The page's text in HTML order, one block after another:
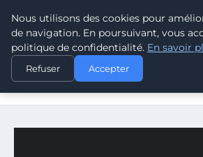
CLIMATE GUARDIAN
ACCUEIL
ÉNERGIES RENOUVELABLES
LES AVANCÉES TECHNOLOGIQUES ET
Nous utilisons des cookies pour
de navigation. En poursuivant, vous
politique de confidentialité. En savoir
Refuser Accepter